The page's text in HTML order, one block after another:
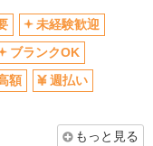
未経験歓迎
ブランクOK
額
週払い
もっと見る